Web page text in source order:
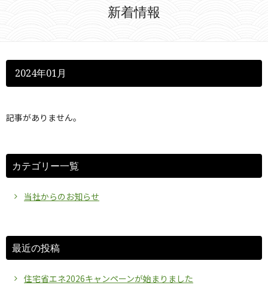
新着情報
2024年01月
記事がありません。
カテゴリー一覧
当社からのお知らせ
最近の投稿
住宅省エネ2026キャンペーンが始まりました